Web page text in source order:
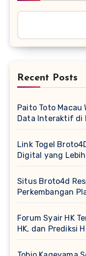
Recent Posts
Paito Toto Macau
Data Interaktif di
Link Togel
Digital yang
Situs Broto4d
Perkembangan
Forum Syair HK
HK, dan Prediksi